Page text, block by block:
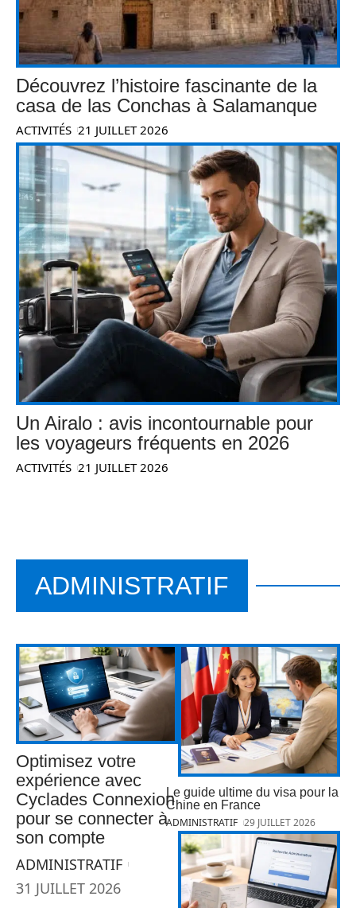
Découvrez l’histoire fascinante de la
casa de las Conchas à Salamanque
ACTIVITÉS 21 JUILLET 2026
Un Airalo : avis incontournable pour
les voyageurs fréquents en 2026
ACTIVITÉS 21 JUILLET 2026
ADMINISTRATIF
Optimisez votre
expérience avec
Cyclades Connexion
pour se connecter à
son compte
ADMINISTRATIF
31 JUILLET 2026
Le guide ultime du visa pour la
Chine en France
ADMINISTRATIF 29 JUILLET 2026